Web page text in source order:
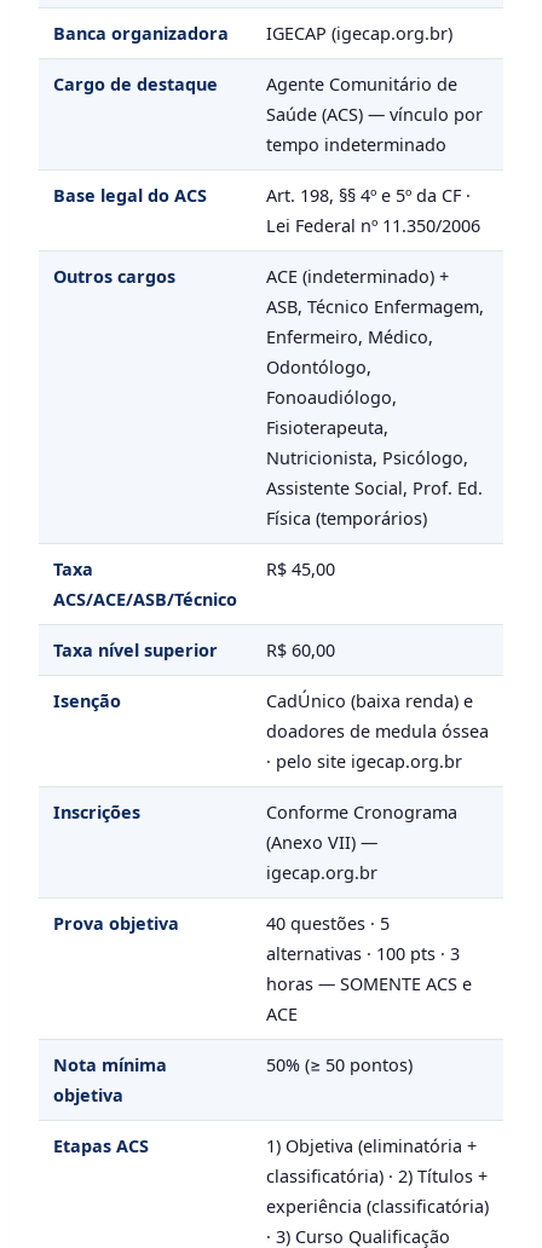
Banca organizadora IGECAP (igecap.org.br)
Cargo de destaque
Agente Comunitário de
Saúde (ACS) — vínculo por
tempo indeterminado
Base legal do ACS
Art. 198, §§ 4º e 5º da CF ·
Lei Federal nº 11.350/2006
Outros cargos
ACE (indeterminado) +
ASB, Técnico Enfermagem,
Enfermeiro, Médico,
Odontólogo,
Fonoaudiólogo,
Fisioterapeuta,
Nutricionista, Psicólogo,
Assistente Social, Prof. Ed.
Física (temporários)
Taxa
ACS/ACE/ASB/Técnico
R$ 45,00
Taxa nível superior R$ 60,00
Isenção
CadÚnico (baixa renda) e
doadores de medula óssea
· pelo site igecap.org.br
Inscrições
Conforme Cronograma
(Anexo VII) —
igecap.org.br
Prova objetiva
40 questões · 5
alternativas · 100 pts · 3
horas — SOMENTE ACS e
ACE
Nota mínima
objetiva
50% (≥ 50 pontos)
Etapas ACS
1) Objetiva (eliminatória +
classificatória) · 2) Títulos +
experiência (classificatória)
· 3) Curso Qualificação